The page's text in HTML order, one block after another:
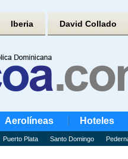
Iberia David Collado
Aerolíneas Hoteles
Puerto Plata Santo Domingo